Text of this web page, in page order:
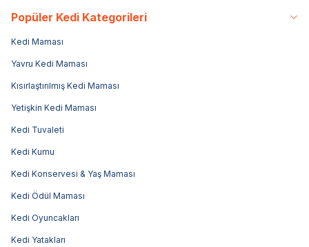
Popüler Kedi Kategorileri
Kedi Maması
Yavru Kedi Maması
Kısırlaştırılmış Kedi Maması
Yetişkin Kedi Maması
Kedi Tuvaleti
Kedi Kumu
Kedi Konservesi & Yaş Maması
Kedi Ödül Maması
Kedi Oyuncakları
Kedi Yatakları